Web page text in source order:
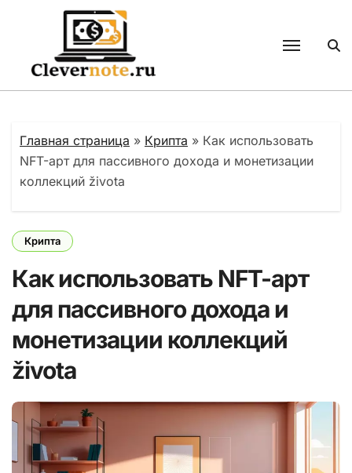
содержанию
Главная страница » Крипта » Как использовать
NFT-арт для пассивного дохода и монетизации
коллекций života
Крипта
Как использовать NFT-арт
для пассивного дохода и
монетизации коллекций
života